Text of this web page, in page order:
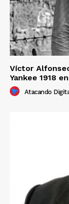
Víctor
Yankee 1918
Atacando